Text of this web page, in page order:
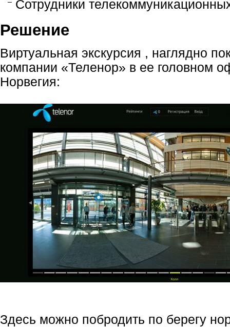
Сотрудники
Решение
Виртуальная экскурсия , наглядно
компании «Теленор» в ее головном
Норвегия:
Здесь можно побродить по берегу